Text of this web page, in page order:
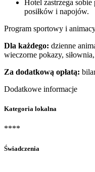
Hotel zastrzega
posiłków i napojów.
Program sportowy i
Dla każdego: dzienne
wieczorne pokazy,
Za dodatkową opłatą:
Dodatkowe informacje
Kategoria lokalna
****
Świadczenia